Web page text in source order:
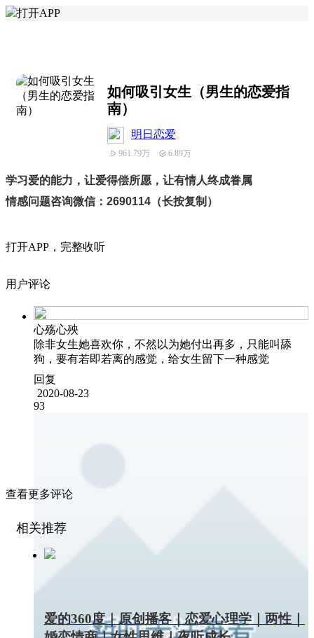
打开APP
如何吸引女生（男生的恋爱指
南）
明日恋爱
961.79万 6.89万
学习爱的能力，让爱得偿所愿，让有情人终成眷属
情感问题咨询微信：2690114 （长按复制）
打开APP，完整收听
用户评论
心殇心殃
除非女生她喜欢你，不然以为她付出再多，只能叫舔
狗，要有若即若离的感觉，给女生留下一种感觉
回复
2020-08-23
93
查看更多评论
相关推荐
爱的360度｜原创播客｜恋爱心理学｜两性｜